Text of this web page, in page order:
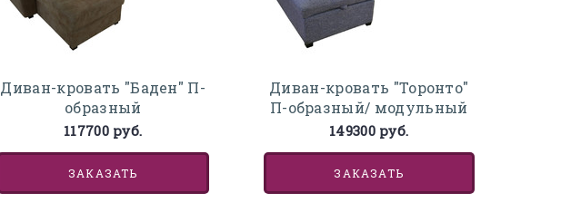
Диван-кровать "Баден" П-
образный
117700 руб.
ЗАКАЗАТЬ
Диван-кровать "Торонто"
П-образный/ модульный
149300 руб.
ЗАКАЗАТЬ